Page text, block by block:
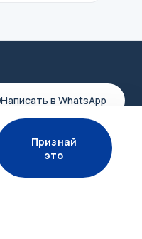
Написать в WhatsApp
Признай
это